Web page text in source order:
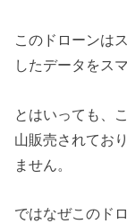
このドローンは
したデータをス
とはいっても、
山販売されてお
ません。
ではなぜこのド